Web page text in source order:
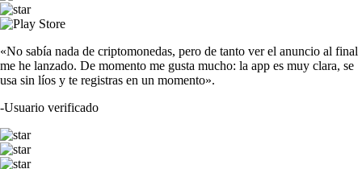
«No sabía nada de criptomonedas, pero de tanto ver el anuncio al final
me he lanzado. De momento me gusta mucho: la app es muy clara, se
usa sin líos y te registras en un momento».
-Usuario verificado